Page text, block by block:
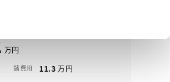
諸費用 11.3